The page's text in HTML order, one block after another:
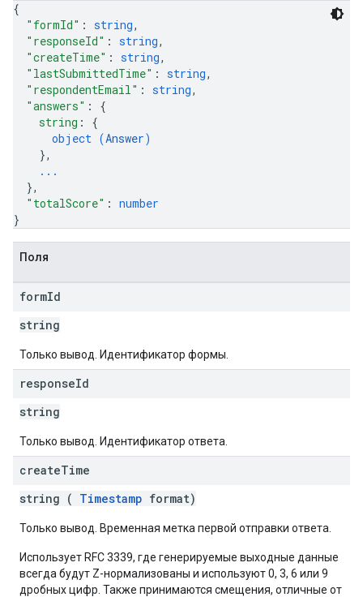
{
"formId" : string,
"responseId" : string,
"createTime" : string,
"lastSubmittedTime" : string,
"respondentEmail" : string,
"answers" : {
string : {
object (Answer)
},
...
},
"totalScore" : number
}
Поля
formId
string
Только вывод. Идентификатор формы.
responseId
string
Только вывод. Идентификатор ответа.
createTime
string ( Timestamp format)
Только вывод. Временная метка первой отправки ответа.
Использует RFC 3339, где генерируемые выходные данные
всегда будут Z-нормализованы и используют 0, 3, 6 или 9
дробных цифр. Также принимаются смещения, отличные от